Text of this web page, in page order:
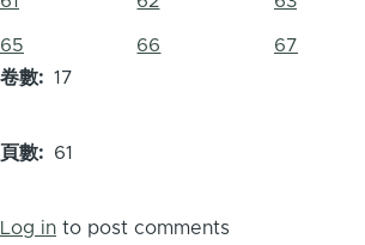
65 66 67
卷數
17
頁數 61
Log in to post comments